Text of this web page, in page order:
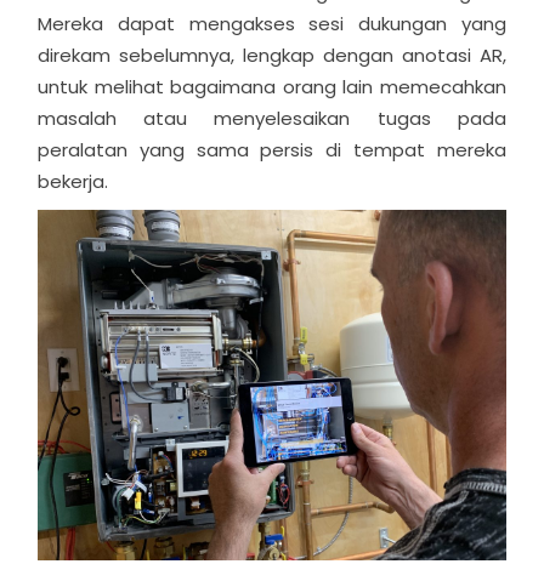
Mereka dapat mengakses sesi dukungan yang
direkam sebelumnya, lengkap dengan anotasi AR,
untuk melihat bagaimana orang lain memecahkan
masalah atau menyelesaikan tugas pada
peralatan yang sama persis di tempat mereka
bekerja.